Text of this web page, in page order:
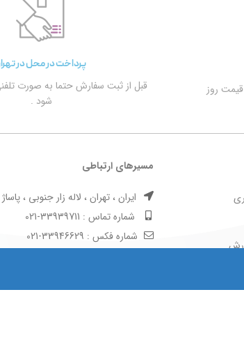
قیمت روز
پرداخت در محل در
قبل از ثبت سفارش حتما به صورت
شود .
مسیرهای ارتباطی
ایران ، تهران ، لاله زار جنوبی ، پاساژ
شماره تماس : 33939711-021
شماره فکس : 33946629-021